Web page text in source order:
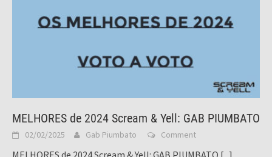
MELHORES de 2024 Scream & Yell: GAB PIUMBATO
02/02/2025 Gab Piumbato Comment
MELHORES de 2024 Scream & Yell: GAB PIUMBATO [...]